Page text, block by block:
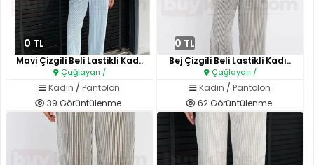
0 TL
Mavi Çizgili Beli Lastikli Kad..
Çağlayan /
Kadın /Pantolon
39 Görüntülenme.
0 TL
Bej Çizgili Beli Lastikli Kadı..
Çağlayan /
Kadın /Pantolon
62 Görüntülenme.